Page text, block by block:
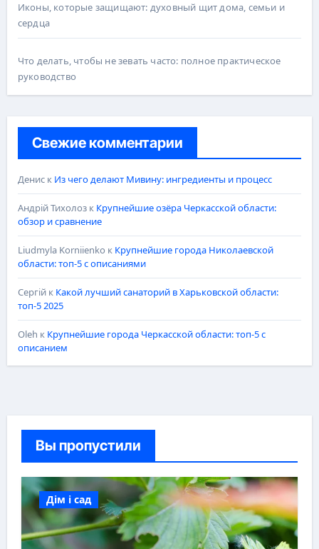
Иконы, которые защищают: духовный щит дома, семьи и
сердца
Что делать, чтобы не зевать часто: полное практическое
руководство
Свежие комментарии
Дениск Из чего делают Мивину: ингредиенты и процесс
Андрій Тихолозк Крупнейшие озёра Черкасской области:
обзор и сравнение
Liudmyla Korniienko к Крупнейшие города Николаевской
области: топ-5 с описаниями
Сергійк Какой лучший санаторий в Харьковской области:
топ-5 2025
Oleh к Крупнейшие города Черкасской области: топ-5 с
описанием
Вы пропустили
Дім і сад